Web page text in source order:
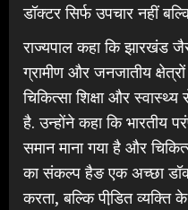
डॉक्टर सिर्फ उपचार नहीं
राज्यपाल कहा कि झारखंड
ग्रामीण और जनजातीय
चिकित्सा शिक्षा और
है. उन्होंने कहा कि भारतीय
समान माना गया है और
का संकल्प हैङ एक अच्छा
करता, बल्कि पीडि़त व्यक्ति